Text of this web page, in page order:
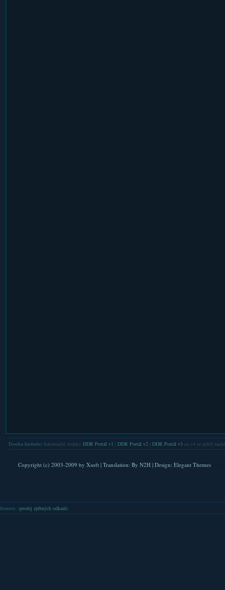
Trocha historie: Informační stránky DDR Portál v1 DDR Portál v2| DDR Portál v3na v4 se právě
Copyright (c) 2003-2009 by Xsoft| Translation: By N2H| Design: Elegant Themes
Inzerce: (prodej zpětných odkazů )